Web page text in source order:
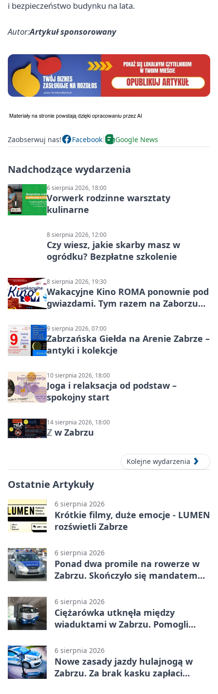
i bezpieczeństwo budynku na lata.
Autor:Artykuł sponsorowany
Zaobserwuj nas! Facebook Google News
Nadchodzące wydarzenia
6 sierpnia 2026, 18:00
Vorwerk rodzinne warsztaty
kulinarne
8 sierpnia 2026, 12:00
Czy wiesz, jakie skarby masz w
ogródku? Bezpłatne szkolenie
8 sierpnia 2026, 19:30
Wakacyjne Kino ROMA ponownie pod
gwiazdami. Tym razem na Zaborzu
9 sierpnia 2026, 07:00
Zabrzańska Giełda na Arenie Zabrze –
antyki i kolekcje
10 sierpnia 2026, 18:00
Joga i relaksacja od podstaw –
spokojny start
14 sierpnia 2026, 18:00
ℤ w Zabrzu
Kolejne wydarzenia
Ostatnie Artykuły
6 sierpnia 2026
Krótkie filmy, duże emocje - LUMEN
rozświetli Zabrze
6 sierpnia 2026
Ponad dwa promile na rowerze w
Zabrzu. Skończyło się mandatem
6 sierpnia 2026
Ciężarówka utknęła między
wiaduktami w Zabrzu. Pomogli
6 sierpnia 2026
Nowe zasady jazdy hulajnogą w
Zabrzu. Za brak kasku zapłaci